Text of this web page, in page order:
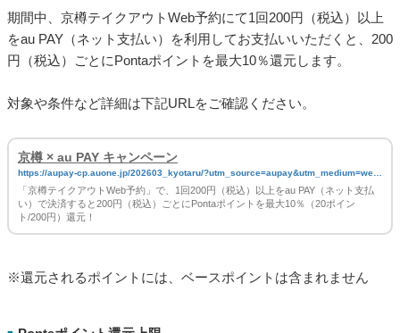
期間中、京樽テイクアウトWeb予約にて1回200円（税込）以上
をau PAY（ネット支払い）を利用してお支払いいただくと、200
円（税込）ごとにPontaポイントを最大10％還元します。
対象や条件など詳細は下記URLをご確認ください。
京樽 × au PAY キャンペーン
https://aupay-cp.auone.jp/202603_kyotaru/?utm_source=aupay&utm_medium=web
&utm_campaign=magazine_20260309_20260410
「京樽テイクアウトWeb予約」で、1回200円（税込）以上をau PAY（ネット支払
い）で決済すると200円（税込）ごとにPontaポイントを最大10％（20ポイン
ト/200円）還元！​
※還元されるポイントには、ベースポイントは含まれません